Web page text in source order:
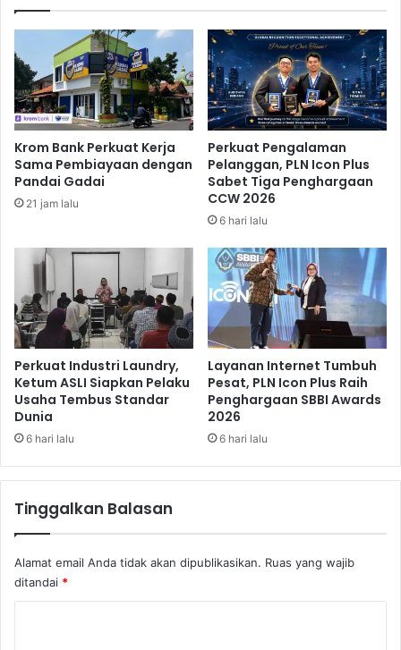
P
S
B
B
a
k
a
n
D
t
u
p
S
P
C
G
g
a
J
C
I
n
i
P
e
r
n
y
a
n
a
k
s
Krom Bank Perkuat Kerja
Sama Pembiayaan dengan
Pandai Gadai
21 jam lalu
Perkuat Pengalaman
Pelanggan, PLN Icon Plus
Sabet Tiga Penghargaan
CCW 2026
6 hari lalu
Perkuat Industri Laundry,
Ketum ASLI Siapkan Pelaku
Usaha Tembus Standar
Dunia
6 hari lalu
Layanan Internet Tumbuh
Pesat, PLN Icon Plus Raih
Penghargaan SBBI Awards
2026
6 hari lalu
Tinggalkan Balasan
Alamat email Anda tidak akan dipublikasikan. Ruas yang wajib
ditandai *